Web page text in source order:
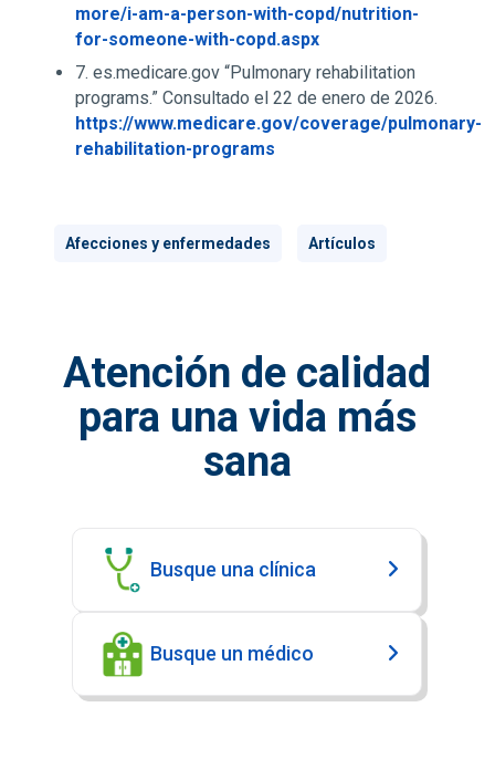
more/i-am-a-person-with-copd/nutrition-
for-someone-with-copd.aspx
7. es.medicare.gov “Pulmonary rehabilitation
programs.” Consultado el 22 de enero de 2026.
https://www.medicare.gov/coverage/pulmonary-
rehabilitation-programs
Afecciones y enfermedades Artículos
Atención de calidad
para una vida más
sana
Busque una clínica
Busque un médico